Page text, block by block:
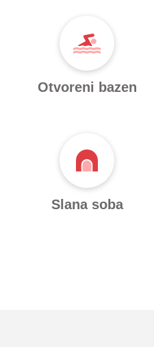
Otvoreni bazen
Slana soba